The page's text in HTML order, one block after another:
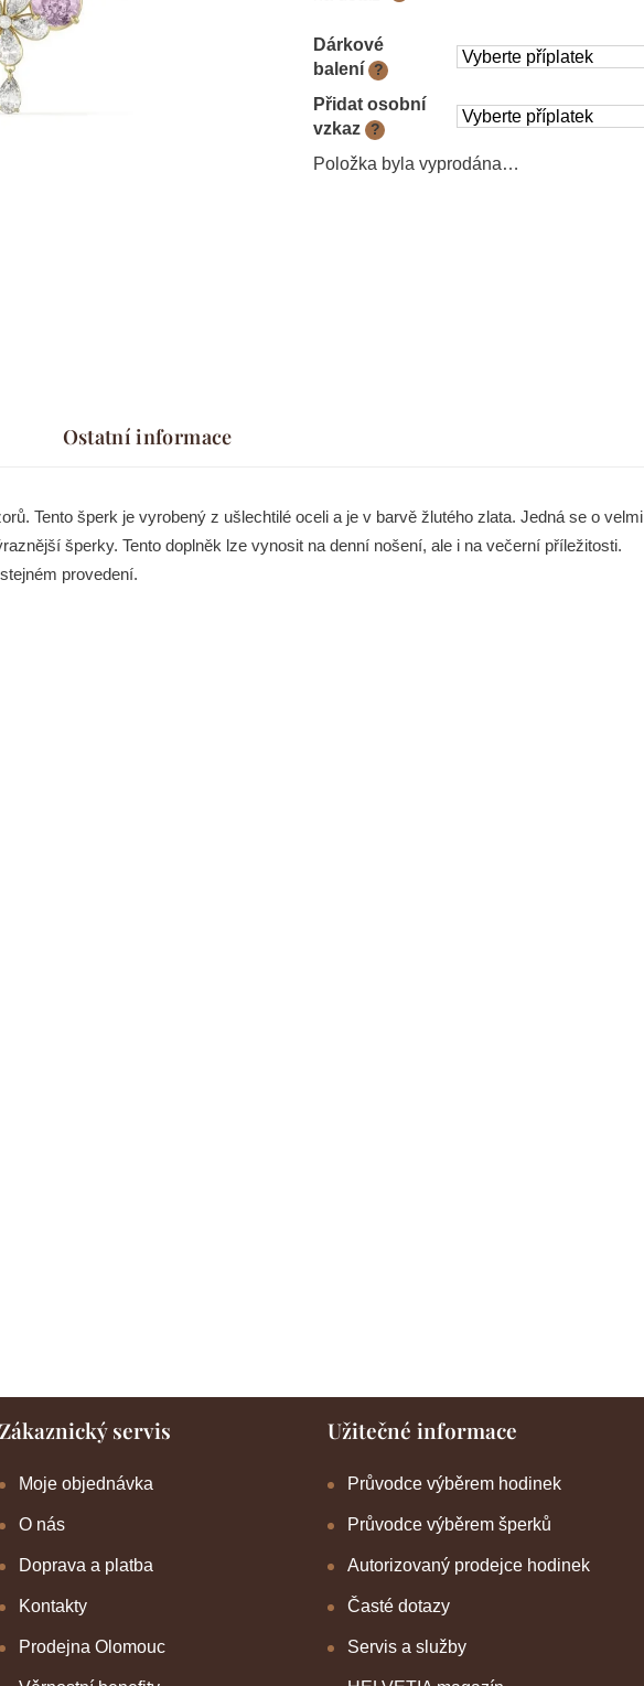
Dárkové
balení
?
Přidat osobní
vzkaz
?
Položka byla vyprodána…
Ostatní informace
Tento šperk je vyrobený z ušlechtilé oceli a je v barvě žlutého zlata. Jedná se o velmi
šperky. Tento doplněk lze vynosit na denní nošení, ale i na večerní příležitosti.
provedení.
Zákaznický servis
Moje objednávka
O nás
Doprava a platba
Kontakty
Prodejna Olomouc
Užitečné informace
Průvodce výběrem hodinek
Průvodce výběrem šperků
Autorizovaný prodejce hodinek
Časté dotazy
Servis a služby